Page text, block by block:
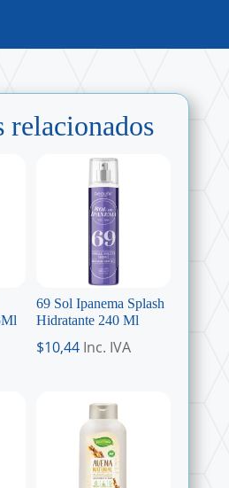
relacionados
69 Sol Ipanema Splash
Hidratante 240 Ml
$10,44 Inc. IVA